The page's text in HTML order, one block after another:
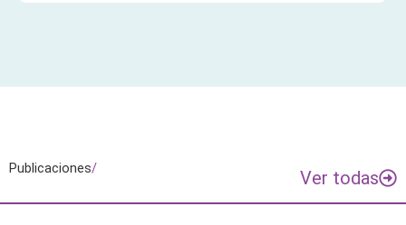
Publicaciones/ Ver todas